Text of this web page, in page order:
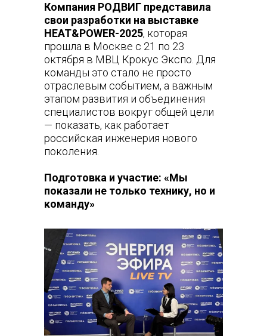
Компания РОДВИГ представила
свои разработки на выставке
HEAT&POWER-2025, которая
прошла в Москве с 21 по 23
октября в МВЦ Крокус Экспо. Для
команды это стало не просто
отраслевым событием, а важным
этапом развития и объединения
специалистов вокруг общей цели
— показать, как работает
российская инженерия нового
поколения.
Подготовка и участие: «Мы
показали не только технику, но и
команду»